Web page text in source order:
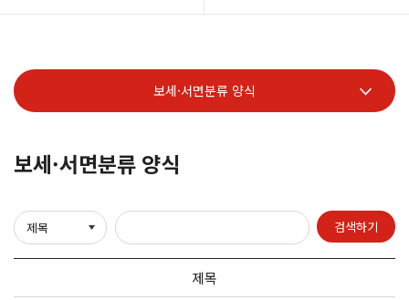
보세·서면분류 양식
보세·서면분류 양식
검색하기
제목